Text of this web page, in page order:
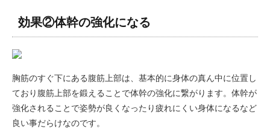
効果②体幹の強化になる
胸筋のすぐ下にある腹筋上部は、基本的に身体の真ん中に位置し
ており腹筋上部を鍛えることで体幹の強化に繋がります。体幹が
強化されることで姿勢が良くなったり疲れにくい身体になるなど
良い事だらけなのです。